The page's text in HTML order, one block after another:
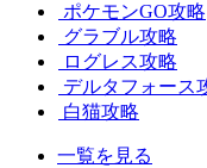
ポケモンGO攻略
グラブル攻略
ログレス攻略
デルタフォース
白猫攻略
一覧を見る